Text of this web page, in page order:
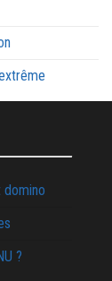
domino
?